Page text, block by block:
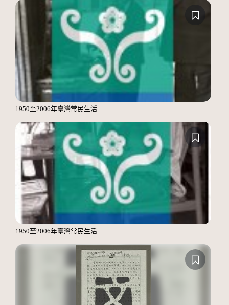
1950至2006年臺灣常民生活
1950至2006年臺灣常民生活